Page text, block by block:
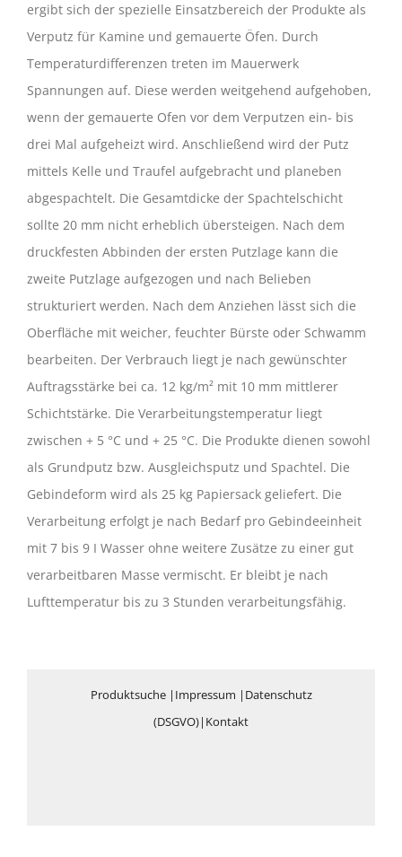
ergibt sich der spezielle Einsatzbereich der Produkte als
Verputz für Kamine und gemauerte Öfen. Durch
Temperaturdifferenzen treten im Mauerwerk
Spannungen auf. Diese werden weitgehend aufgehoben,
wenn der gemauerte Ofen vor dem Verputzen ein- bis
drei Mal aufgeheizt wird. Anschließend wird der Putz
mittels Kelle und Traufel aufgebracht und planeben
abgespachtelt. Die Gesamtdicke der Spachtelschicht
sollte 20 mm nicht erheblich übersteigen. Nach dem
druckfesten Abbinden der ersten Putzlage kann die
zweite Putzlage aufgezogen und nach Belieben
strukturiert werden. Nach dem Anziehen lässt sich die
Oberfläche mit weicher, feuchter Bürste oder Schwamm
bearbeiten. Der Verbrauch liegt je nach gewünschter
Auftragsstärke bei ca. 12 kg/m² mit 10 mm mittlerer
Schichtstärke. Die Verarbeitungstemperatur liegt
zwischen + 5 °C und + 25 °C. Die Produkte dienen sowohl
als Grundputz bzw. Ausgleichsputz und Spachtel. Die
Gebindeform wird als 25 kg Papiersack geliefert. Die
Verarbeitung erfolgt je nach Bedarf pro Gebindeeinheit
mit 7 bis 9 I Wasser ohne weitere Zusätze zu einer gut
verarbeitbaren Masse vermischt. Er bleibt je nach
Lufttemperatur bis zu 3 Stunden verarbeitungsfähig.
Produktsuche| Impressum | Datenschutz
(DSGVO)| Kontakt